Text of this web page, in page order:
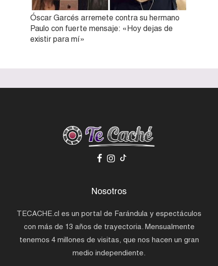
Óscar Garcés arremete contra su hermano
Paulo con fuerte mensaje: «Hoy dejas de
existir para mí»
Nosotros
TECACHE.cl es un portal de Farándula y espectáculos
con más de 13 años de trayectoria. Mensualmente
tenemos 4 millones de visitas, que nos hacen un gran
medio independiente.